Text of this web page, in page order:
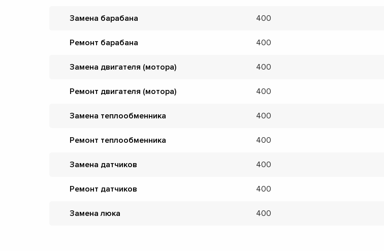
Замена барабана 400
Ремонт барабана 400
Замена двигателя (мотора) 400
Ремонт двигателя (мотора) 400
Замена теплообменника 400
Ремонт теплообменника 400
Замена датчиков 400
Ремонт датчиков 400
Замена люка 400